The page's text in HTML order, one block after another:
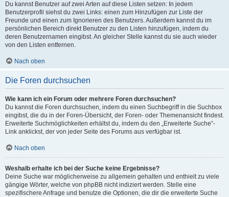
Du kannst Benutzer auf zwei Arten auf diese Listen setzen: In jedem
Benutzerprofil siehst du zwei Links: einen zum Hinzufügen zur Liste der
Freunde und einen zum Ignorieren des Benutzers. Außerdem kannst du im
persönlichen Bereich direkt Benutzer zu den Listen hinzufügen, indem du
deren Benutzernamen eingibst. An gleicher Stelle kannst du sie auch wieder
von den Listen entfernen.
Nach oben
Die Foren durchsuchen
Wie kann ich ein Forum oder mehrere Foren durchsuchen?
Du kannst die Foren durchsuchen, indem du einen Suchbegriff in die Suchbox
eingibst, die du in der Foren-Übersicht, der Foren- oder Themenansicht findest.
Erweiterte Suchmöglichkeiten erhältst du, indem du den „Erweiterte Suche“-
Link anklickst, der von jeder Seite des Forums aus verfügbar ist.
Nach oben
Weshalb erhalte ich bei der Suche keine Ergebnisse?
Deine Suche war möglicherweise zu allgemein gehalten und enthielt zu viele
gängige Wörter, welche von phpBB nicht indiziert werden. Stelle eine
spezifischere Anfrage und benutze die Optionen, die dir die erweiterte Suche